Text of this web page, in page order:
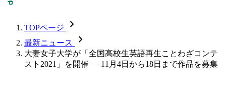
TOPページ chevron_forward
最新ニュース chevron_forward
大妻女子大学が「全国高校生英語再生ことわざコンテ
スト2021」を開催 — 11月4日から18日まで作品を募集